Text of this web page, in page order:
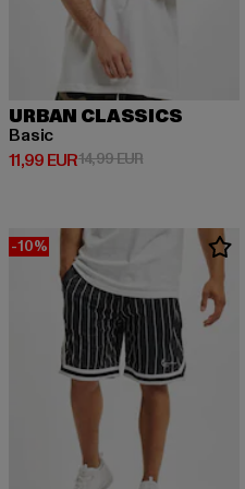
URBAN CLASSICS
Basic
11,99 EUR
Derzeitiger Preis: 11,99 EUR
14,99 EURAktionspreis:
-10%